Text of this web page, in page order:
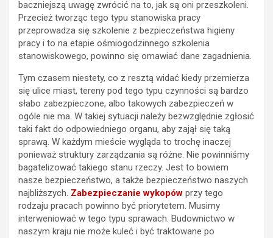
baczniejszą uwagę zwrócić na to, jak są oni przeszkoleni.
Przecież tworząc tego typu stanowiska pracy
przeprowadza się szkolenie z bezpieczeństwa higieny
pracy i to na etapie ośmiogodzinnego szkolenia
stanowiskowego, powinno się omawiać dane zagadnienia.
Tym czasem niestety, co z resztą widać kiedy przemierza
się ulice miast, tereny pod tego typu czynności są bardzo
słabo zabezpieczone, albo takowych zabezpieczeń w
ogóle nie ma. W takiej sytuacji należy bezwzględnie zgłosić
taki fakt do odpowiedniego organu, aby zajął się taką
sprawą. W każdym mieście wygląda to trochę inaczej
ponieważ struktury zarządzania są różne. Nie powinniśmy
bagatelizować takiego stanu rzeczy. Jest to bowiem
nasze bezpieczeństwo, a także bezpieczeństwo naszych
najbliższych. Zabezpieczanie wykopów przy tego
rodzaju pracach powinno być priorytetem. Musimy
interweniować w tego typu sprawach. Budownictwo w
naszym kraju nie może kuleć i być traktowane po